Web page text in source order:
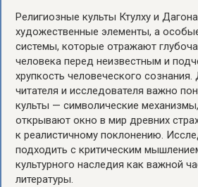
Религиозные культы Ктулху и
художественные элементы, а
системы, которые отражают
человека перед неизвестным и
хрупкость человеческого
читателя и исследователя важно
культы — символические
открывают окно в мир древних
к реалистичному поклонению.
подходить с критическим
культурного наследия как важной
литературы.